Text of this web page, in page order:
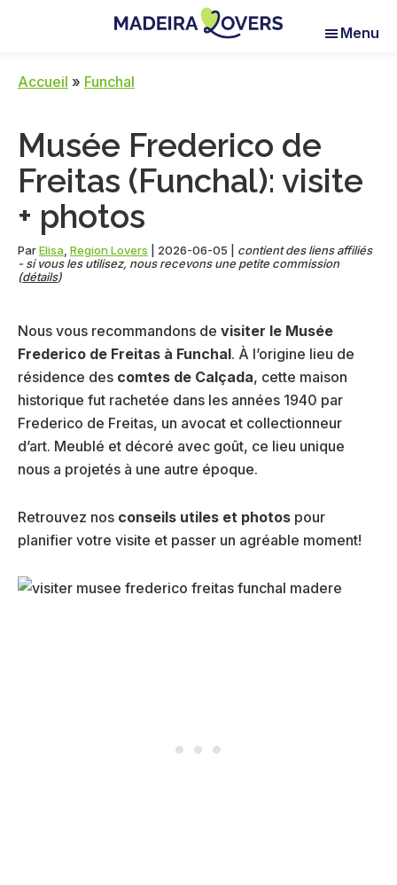
content
sidebar
réveiller
à
Madère
Menu
Accueil » Funchal
Musée Frederico de
Freitas (Funchal): visite
+ photos
ParElisa Region Lovers 2026-06-05
contient des liens affiliés
- si vous les utilisez, nous recevons une petite commission
(détails)
Nous vous recommandons de visiter le Musée
Frederico de Freitas à Funchal. À l’origine lieu de
résidence des comtes de Calçada, cette maison
historique fut rachetée dans les années 1940 par
Frederico de Freitas, un avocat et collectionneur
d’art. Meublé et décoré avec goût, ce lieu unique
nous a projetés à une autre époque.
Retrouvez nos conseils utiles et photos pour
planifier votre visite et passer un agréable moment!